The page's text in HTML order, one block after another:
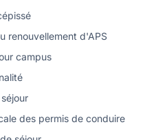
renouvellement d'APS
campus
des permis de conduire